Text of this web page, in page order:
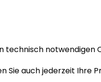
technisch
Sie auch jederzeit Ihre